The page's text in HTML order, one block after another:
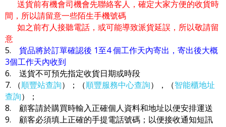
送貨前有機會司機會先聯絡客人，確定大家方便的收貨時
間，所以請留意一些陌生手機號碼
如之前冇人接聽電話，或可能導致派貨延誤，所以敬請留
意
5. 貨品將於訂單確認後 1至4 個工作天內寄出，寄出後大概
3個工作天內收到
6. 送貨不可預先指定收貨日期或時段
7. （順豐站查詢）；（順豐服務中心查詢），（智能櫃地址
查詢）；
8. 顧客請於購買時輸入正確個人資料和地址以便安排運送
9. 顧客必須填上正確的手提電話號碼；以便接收通知短訊